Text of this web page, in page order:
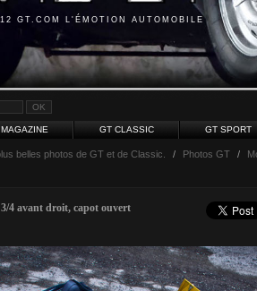
GT.COM L'ÉMOTION AUTOMOBILE
GT CLASSIC GT SPORT
belles photos de GT et de Classic. / Photos GT /
4 avant droit, capot ouvert